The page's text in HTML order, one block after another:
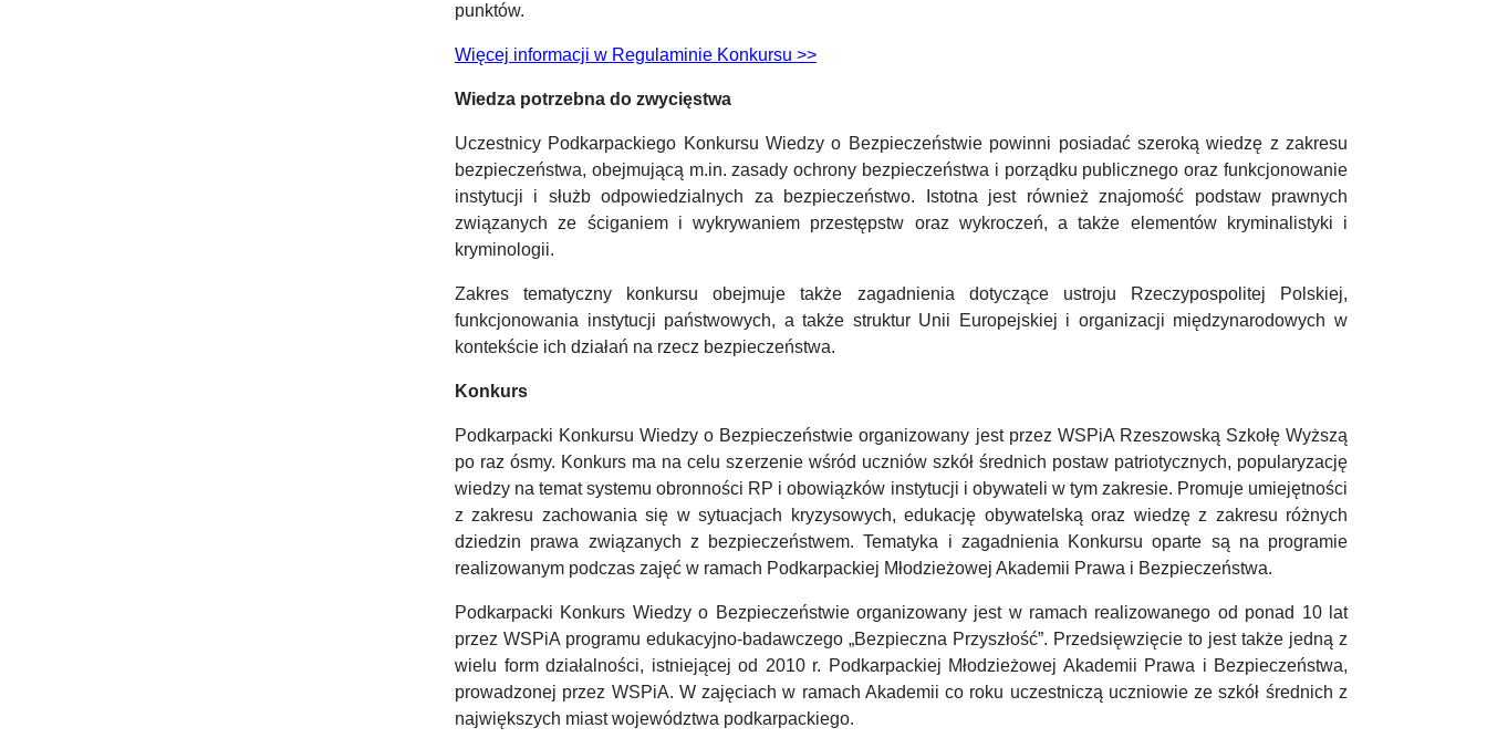
punktów.
Więcej informacji w Regulaminie Konkursu >>
Wiedza potrzebna do zwycięstwa
Uczestnicy Podkarpackiego Konkursu Wiedzy o Bezpieczeństwie powinni posiadać szeroką wiedzę z zakresu
bezpieczeństwa, obejmującą m.in. zasady ochrony bezpieczeństwa i porządku publicznego oraz funkcjonowanie
instytucji i służb odpowiedzialnych za bezpieczeństwo. Istotna jest również znajomość podstaw prawnych
związanych ze ściganiem i wykrywaniem przestępstw oraz wykroczeń, a także elementów kryminalistyki i
kryminologii.
Zakres tematyczny konkursu obejmuje także zagadnienia dotyczące ustroju Rzeczypospolitej Polskiej,
funkcjonowania instytucji państwowych, a także struktur Unii Europejskiej i organizacji międzynarodowych w
kontekście ich działań na rzecz bezpieczeństwa.
Konkurs
Podkarpacki Konkursu Wiedzy o Bezpieczeństwie organizowany jest przez WSPiA Rzeszowską Szkołę Wyższą
po raz ósmy. Konkurs ma na celu szerzenie wśród uczniów szkół średnich postaw patriotycznych, popularyzację
wiedzy na temat systemu obronności RP i obowiązków instytucji i obywateli w tym zakresie. Promuje umiejętności
z zakresu zachowania się w sytuacjach kryzysowych, edukację obywatelską oraz wiedzę z zakresu różnych
dziedzin prawa związanych z bezpieczeństwem. Tematyka i zagadnienia Konkursu oparte są na programie
realizowanym podczas zajęć w ramach Podkarpackiej Młodzieżowej Akademii Prawa i Bezpieczeństwa.
Podkarpacki Konkurs Wiedzy o Bezpieczeństwie organizowany jest w ramach realizowanego od ponad 10 lat
przez WSPiA programu edukacyjno-badawczego „Bezpieczna Przyszłość”. Przedsięwzięcie to jest także jedną z
wielu form działalności, istniejącej od 2010 r. Podkarpackiej Młodzieżowej Akademii Prawa i Bezpieczeństwa,
prowadzonej przez WSPiA. W zajęciach w ramach Akademii co roku uczestniczą uczniowie ze szkół średnich z
największych miast województwa podkarpackiego.